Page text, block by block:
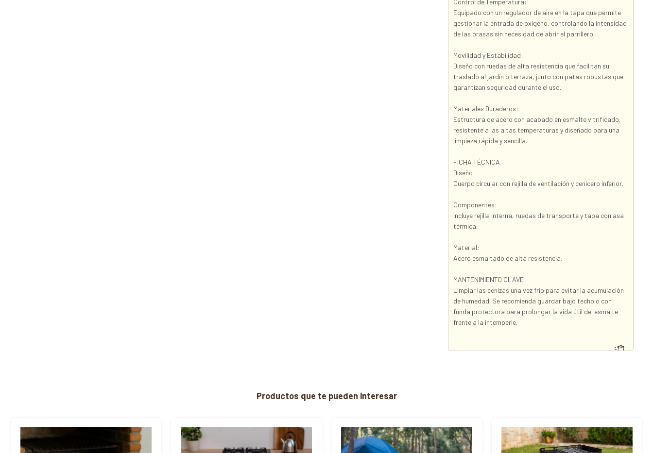
Control de Temperatura:
Equipado con un regulador de aire en la tapa que permite
gestionar la entrada de oxígeno, controlando la intensidad
de las brasas sin necesidad de abrir el parrillero.
Movilidad y Estabilidad:
Diseño con ruedas de alta resistencia que facilitan su
traslado al jardín o terraza, junto con patas robustas que
garantizan seguridad durante el uso.
Materiales Duraderos:
Estructura de acero con acabado en esmalte vitrificado,
resistente a las altas temperaturas y diseñado para una
limpieza rápida y sencilla.
FICHA TÉCNICA
Diseño:
Cuerpo circular con rejilla de ventilación y cenicero inferior.
Componentes:
Incluye rejilla interna, ruedas de transporte y tapa con asa
térmica.
Material:
Acero esmaltado de alta resistencia.
MANTENIMIENTO CLAVE
Limpiar las cenizas una vez frío para evitar la acumulación
de humedad. Se recomienda guardar bajo techo o con
funda protectora para prolongar la vida útil del esmalte
frente a la intemperie.
Productos que te pueden interesar